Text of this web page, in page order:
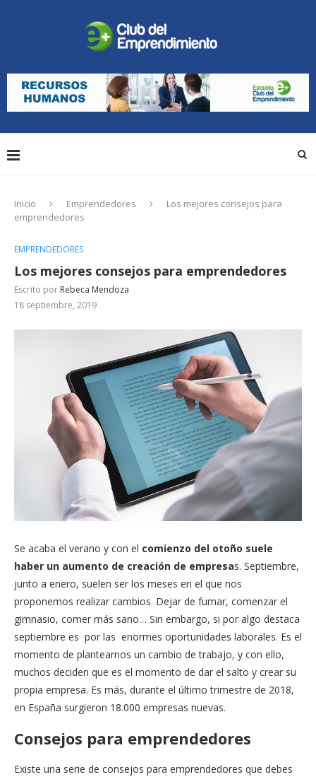
Inicio Emprendedores
Los mejores consejos para
emprendedores
EMPRENDEDORES
Los mejores consejos para emprendedores
Escrito por Rebeca Mendoza
18 septiembre, 2019
Se acaba el verano y con el comienzo del otoño suele
haber un aumento de creación de empresas. Septiembre,
junto a enero, suelen ser los meses en el que nos
proponemos realizar cambios. Dejar de fumar, comenzar el
gimnasio, comer más sano… Sin embargo, si por algo destaca
septiembre es por las enormes oportunidades laborales. Es el
momento de plantearnos un cambio de trabajo, y con ello,
muchos deciden que es el momento de dar el salto y crear su
propia empresa. Es más, durante el último trimestre de 2018,
en España surgieron 18.000 empresas nuevas.
Consejos para emprendedores
Existe una serie de consejos para emprendedores que debes